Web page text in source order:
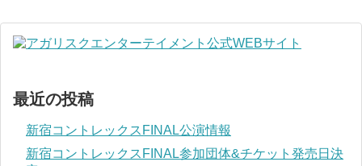
最近の投稿
新宿コントレックスFINAL公演情報
新宿コントレックスFINAL参加団体&チケット発売日決